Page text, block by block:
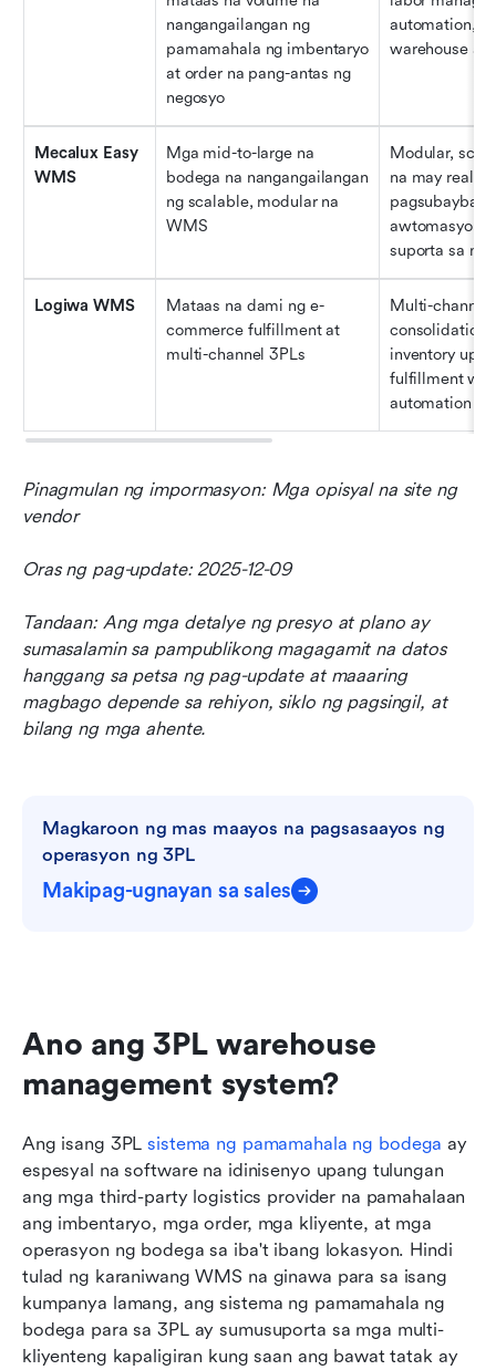
nangangailangan ng
pamamahala ng imbentaryo
at order na pang-antas ng
negosyo
automation,
warehouse
Mecalux Easy
WMS
Mga mid-to-large na
bodega na nangangailangan
ng scalable, modular na
WMS
Modular,
na may real-
pagsubaybay
awtomasyon
suporta sa
Logiwa WMS
Mataas na dami ng e-
commerce fulfillment at
multi-channel 3PLs
Multi-channel
consolidation,
inventory
fulfillment
automation
Pinagmulan ng impormasyon: Mga opisyal na site ng
vendor
Oras ng pag-update: 2025-12-09
Tandaan: Ang mga detalye ng presyo at plano ay
sumasalamin sa pampublikong magagamit na datos
hanggang sa petsa ng pag-update at maaaring
magbago depende sa rehiyon, siklo ng pagsingil, at
bilang ng mga ahente.
Magkaroon ng mas maayos na pagsasaayos ng
operasyon ng 3PL
Makipag-ugnayan sa sales
Ano ang 3PL warehouse
management system?
Ang isang 3PL sistema ng pamamahala ng bodega ay
espesyal na software na idinisenyo upang tulungan
ang mga third-party logistics provider na pamahalaan
ang imbentaryo, mga order, mga kliyente, at mga
operasyon ng bodega sa iba't ibang lokasyon. Hindi
tulad ng karaniwang WMS na ginawa para sa isang
kumpanya lamang, ang sistema ng pamamahala ng
bodega para sa 3PL ay sumusuporta sa mga multi-
kliyenteng kapaligiran kung saan ang bawat tatak ay